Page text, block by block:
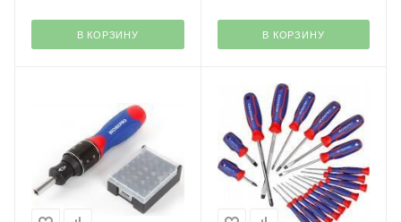
В КОРЗИНУ В КОРЗИНУ